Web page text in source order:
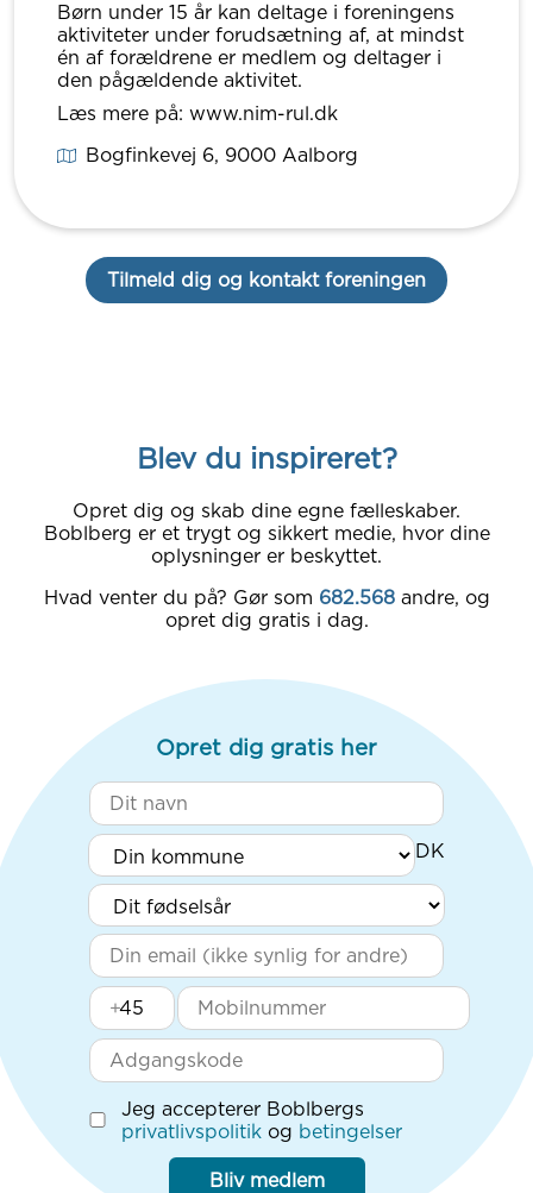
Børn under 15 år kan deltage i foreningens
aktiviteter under forudsætning af, at mindst
én af forældrene er medlem og deltager i
den pågældende aktivitet.
Læs mere på: www.nim-rul.dk
Bogfinkevej 6, 9000Aalborg
Tilmeld dig og kontakt foreningen
Blev du inspireret?
Opret dig og skab dine egne fælleskaber.
Boblberg er et trygt og sikkert medie, hvor dine
oplysninger er beskyttet.
Hvad venter du på? Gør som 682.568 andre, og
opret dig gratis i dag.
Opret dig gratis her
+
Jeg accepterer Boblbergs
privatlivspolitik og betingelser
Bliv medlem